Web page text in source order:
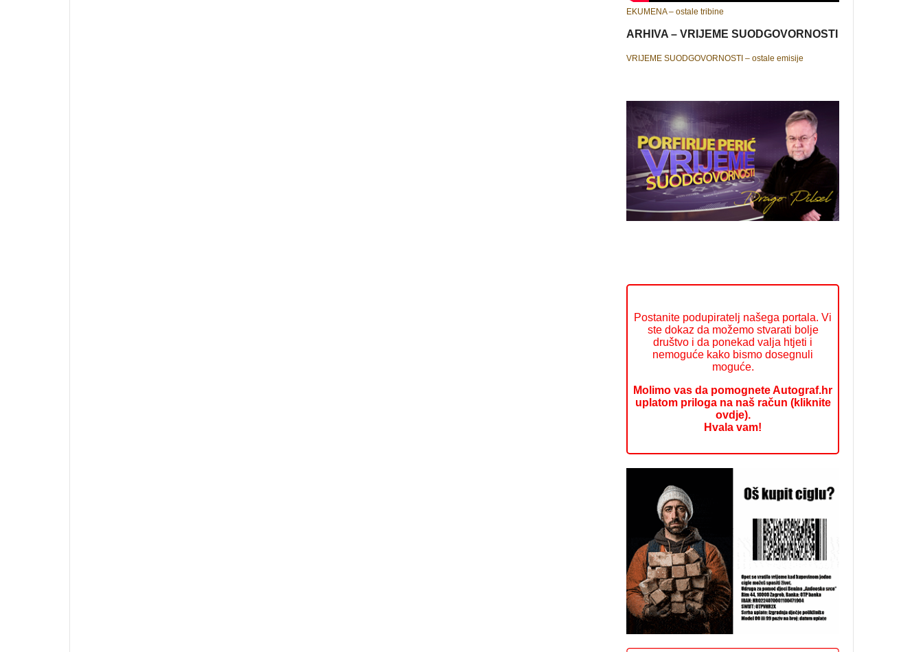
EKUMENA – ostale tribine
ARHIVA – VRIJEME SUODGOVORNOSTI
VRIJEME SUODGOVORNOSTI – ostale emisije
Postanite podupiratelj našega portala. Vi
ste dokaz da možemo stvarati bolje
društvo i da ponekad valja htjeti i
nemoguće kako bismo dosegnuli
moguće.
Molimo vas da pomognete Autograf.hr
uplatom priloga na naš račun (kliknite
ovdje).
Hvala vam!